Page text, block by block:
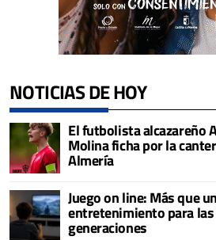
NOTICIAS DE HOY
El futbolista alcazareño
Molina ficha por la
Almería
Juego on line: Más que un
entretenimiento para
generaciones